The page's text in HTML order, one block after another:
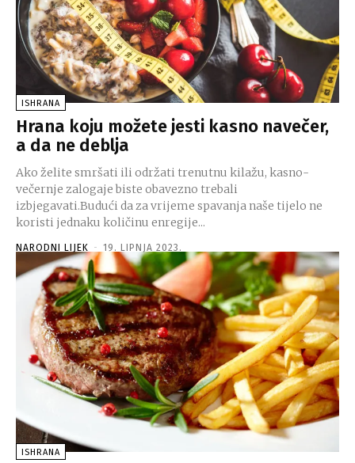
ISHRANA
Hrana koju možete jesti kasno navečer,
a da ne deblja
Ako želite smršati ili održati trenutnu kilažu, kasno-
večernje zalogaje biste obavezno trebali
izbjegavati.Budući da za vrijeme spavanja naše tijelo ne
koristi jednaku količinu enregije...
NARODNI LIJEK - 19. LIPNJA 2023.
ISHRANA